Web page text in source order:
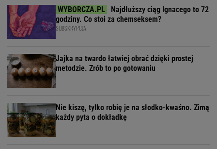
Najdłuższy ciąg Ignacego to 72
godziny. Co stoi za chemseksem?
SUBSKRYPCJA
Jajka na twardo łatwiej obrać dzięki prostej
metodzie. Zrób to po gotowaniu
Nie kiszę, tylko robię je na słodko-kwaśno. Zimą
każdy pyta o dokładkę